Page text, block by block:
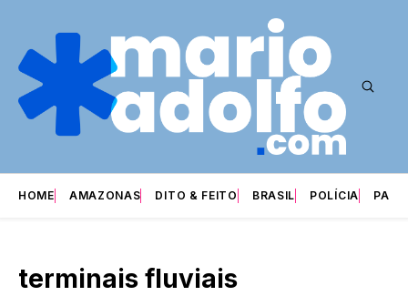
HOME AMAZONAS DITO & FEITO BRASIL POLÍCIA
terminais fluviais